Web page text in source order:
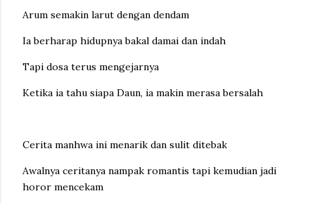
Arum semakin larut dengan dendam
Ia berharap hidupnya bakal damai dan indah
Tapi dosa terus mengejarnya
Ketika ia tahu siapa Daun, ia makin merasa bersalah
Cerita manhwa ini menarik dan sulit ditebak
Awalnya ceritanya nampak romantis tapi kemudian jadi
horor mencekam